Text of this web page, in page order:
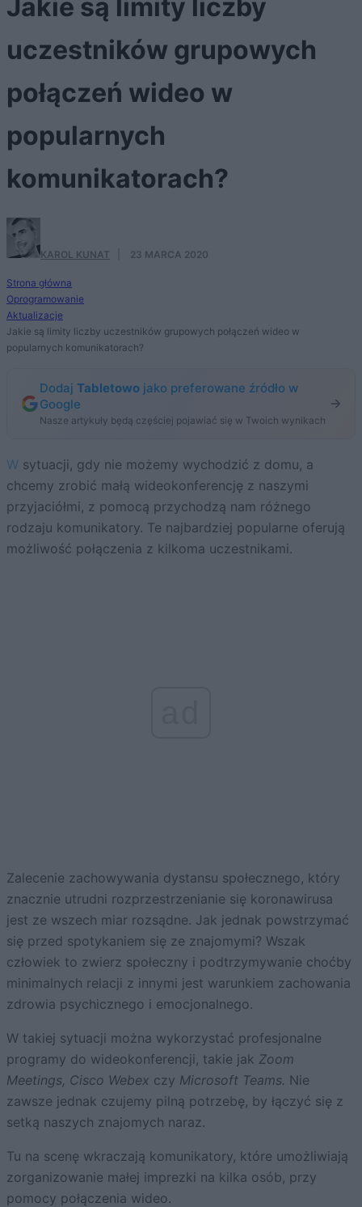
Jakie są limity liczby
uczestników grupowych
połączeń wideo w
popularnych
komunikatorach?
KAROL KUNAT 23 MARCA 2020
Strona główna
Oprogramowanie
Aktualizacje
Jakie są limity liczby uczestników grupowych połączeń wideo w
popularnych komunikatorach?
Dodaj Tabletowo jako preferowane źródło w
Google
Nasze artykuły będą częściej pojawiać się w Twoich wynikach
W sytuacji, gdy nie możemy wychodzić z domu, a
chcemy zrobić małą wideokonferencję z naszymi
przyjaciółmi, z pomocą przychodzą nam różnego
rodzaju komunikatory. Te najbardziej popularne oferują
możliwość połączenia z kilkoma uczestnikami.
Zalecenie zachowywania dystansu społecznego, który
znacznie utrudni rozprzestrzenianie się koronawirusa
jest ze wszech miar rozsądne. Jak jednak powstrzymać
się przed spotykaniem się ze znajomymi? Wszak
człowiek to zwierz społeczny i podtrzymywanie choćby
minimalnych relacji z innymi jest warunkiem zachowania
zdrowia psychicznego i emocjonalnego.
W takiej sytuacji można wykorzystać profesjonalne
programy do wideokonferencji, takie jak Zoom
Meetings, Cisco Webex czy Microsoft Teams. Nie
zawsze jednak czujemy pilną potrzebę, by łączyć się z
setką naszych znajomych naraz.
Tu na scenę wkraczają komunikatory, które umożliwiają
zorganizowanie małej imprezki na kilka osób, przy
pomocy połączenia wideo.